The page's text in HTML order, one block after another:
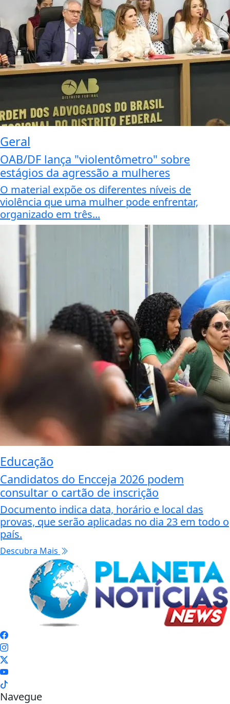
Geral
OAB/DF lança "violentômetro" sobre
estágios da agressão a mulheres
O material expõe os diferentes níveis de
violência que uma mulher pode enfrentar,
organizado em três...
Educação
Candidatos do Encceja 2026 podem
consultar o cartão de inscrição
Documento indica data, horário e local das
provas, que serão aplicadas no dia 23 em todo o
país.
Descubra Mais
Navegue